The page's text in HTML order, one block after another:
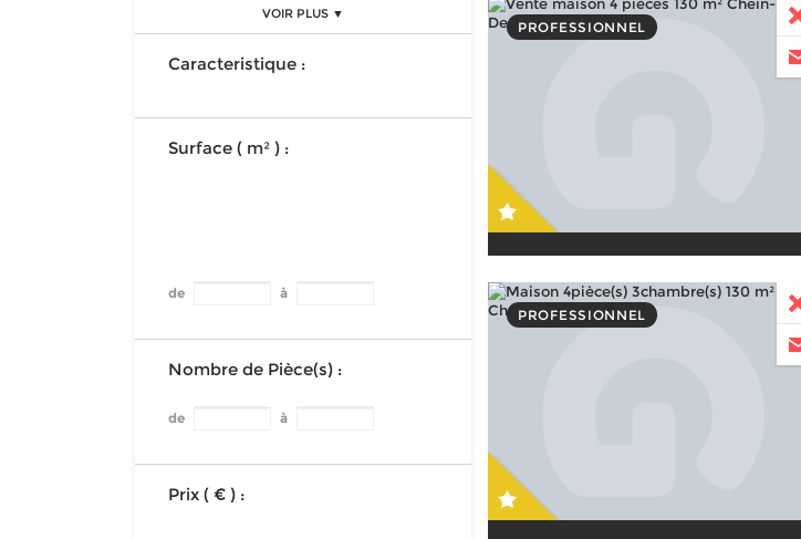
VOIR PLUS ▼
Caracteristique :
Surface ( m² ) :
de à
Nombre de Pièce(s) :
de à
Prix ( € ) :
PROFESSIONNEL
PROFESSIONNEL